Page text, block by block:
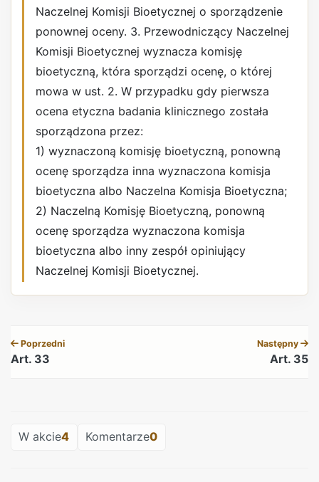
Naczelnej Komisji Bioetycznej o sporządzenie
ponownej oceny. 3. Przewodniczący Naczelnej
Komisji Bioetycznej wyznacza komisję
bioetyczną, która sporządzi ocenę, o której
mowa w ust. 2. W przypadku gdy pierwsza
ocena etyczna badania klinicznego została
sporządzona przez:
1) wyznaczoną komisję bioetyczną, ponowną
ocenę sporządza inna wyznaczona komisja
bioetyczna albo Naczelna Komisja Bioetyczna;
2) Naczelną Komisję Bioetyczną, ponowną
ocenę sporządza wyznaczona komisja
bioetyczna albo inny zespół opiniujący
Naczelnej Komisji Bioetycznej.
Poprzedni
Art. 33
Następny
Art. 35
W akcie4 Komentarze0